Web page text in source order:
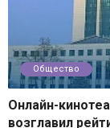
Общество
Онлайн-
возглавил